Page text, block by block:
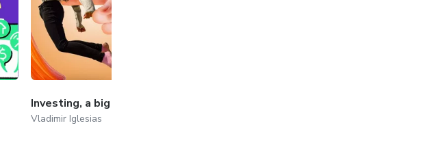
Investing, a big decision
Vladimir Iglesias